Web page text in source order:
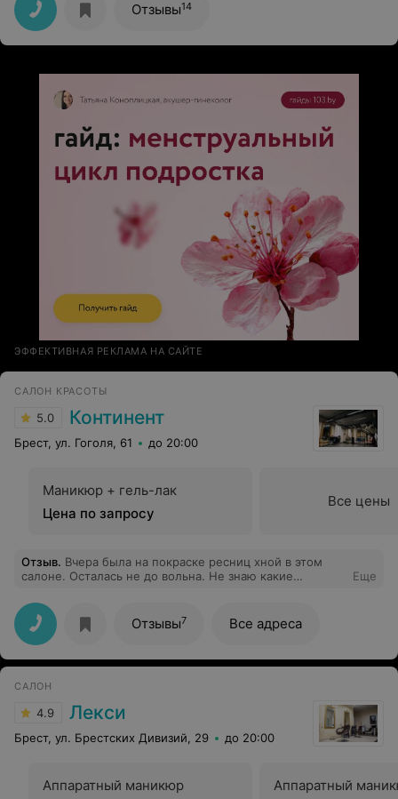
Отзывы14
ЭФФЕКТИВНАЯ РЕКЛАМА НА САЙТЕ
САЛОН КРАСОТЫ
5.0 Континент
Брест, ул. Гоголя, 61 до 20:00
Маникюр + гель-лак
Цена по запросу
Все цены
Отзыв. Вчера была на покраске ресниц хной в этом
салоне. Осталась не до вольна. Не знаю какие
жечь неимоверно. Пришлось тут же смыть. Жжение
на веках было потом целый день. И мне пришлось
заплатить за это полную стоимость.
Еще
Отзывы7 Все адреса
САЛОН
4.9 Лекси
Брест, ул. Брестских Дивизий, 29 до 20:00
Аппаратный маникюр
Аппаратный